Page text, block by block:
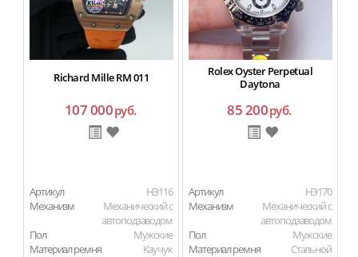
Richard Mille RM 011
107 000руб.
Артикул
HЭ116
Механизм
Механический с
автоподзаводом
Пол
Мужские
Материал ремня
Каучук
Rolex Oyster Perpetual
Daytona
85 200руб.
Артикул
HЭ170
Механизм
Механический с
автоподзаводом
Пол
Мужские
Материал ремня
Стальной